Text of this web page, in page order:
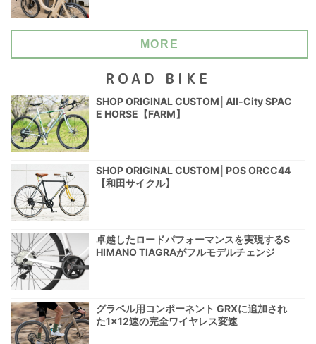
MORE
ROAD BIKE
SHOP ORIGINAL CUSTOM│All-City SPAC
E HORSE【FARM】
SHOP ORIGINAL CUSTOM│POS ORCC44
【和田サイクル】
卓越したロードパフォーマンスを実現するS
HIMANO TIAGRAがフルモデルチェンジ
グラベル用コンポーネント GRXに追加され
た1×12速の完全ワイヤレス変速